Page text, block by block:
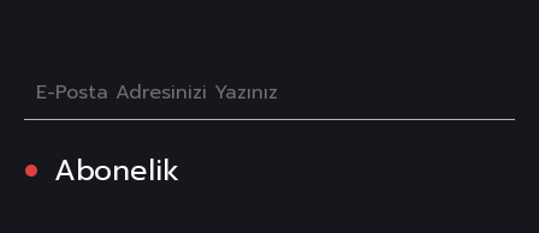
Abonelik